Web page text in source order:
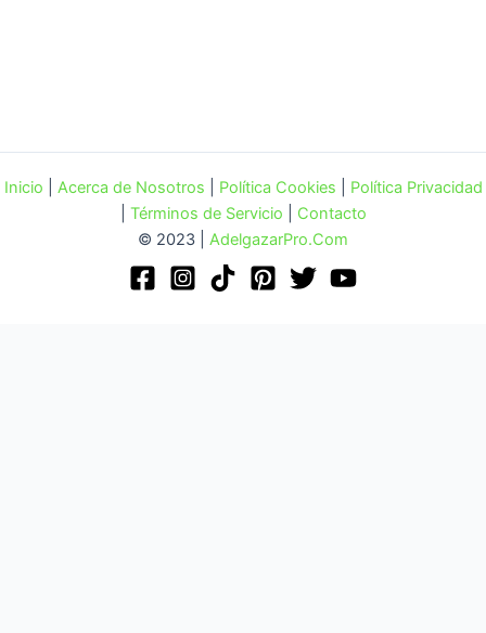
Inicio Acerca de Nosotros Política Cookies
Política Privacidad
Términos de Servicio
Contacto
© 2023 | AdelgazarPro.Com